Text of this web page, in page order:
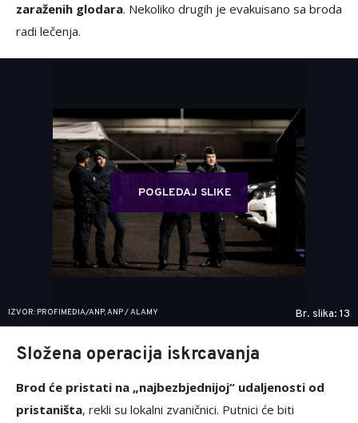
zaraženih glodara. Nekoliko drugih je evakuisano sa broda
radi lečenja.
POGLEDAJ SLIKE
IZVOR: PROFIMEDIA/ANP, ANP / ALAMY Br. slika: 13
Složena operacija iskrcavanja
Brod će pristati na „najbezbjednijoj“ udaljenosti od
pristaništa, rekli su lokalni zvaničnici. Putnici će biti